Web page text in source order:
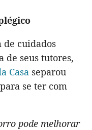
de cuidados
de seus tutores,
Casa separou
se ter com
pode melhorar